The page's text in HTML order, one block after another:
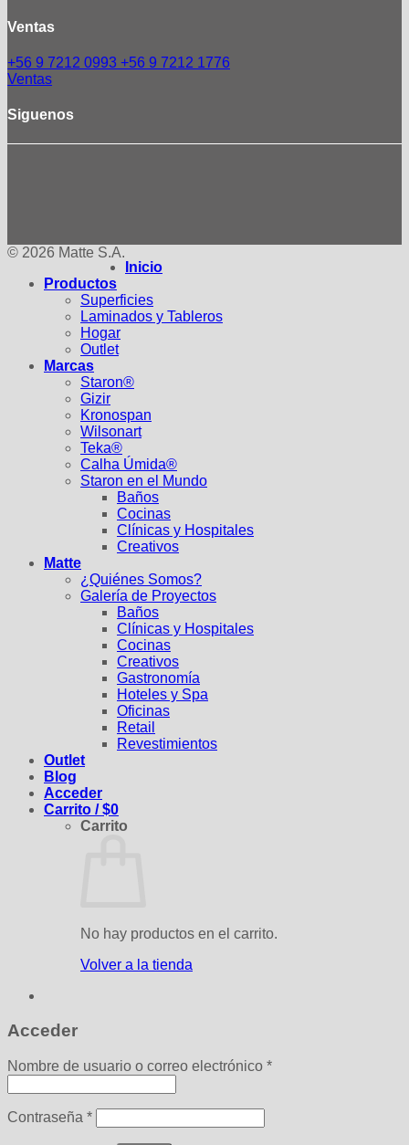
Ventas
+56 9 7212 0993 +56 9 7212 1776
Ventas
Siguenos
© 2026 Matte S.A.
Inicio
Productos
Superficies
Laminados y Tableros
Hogar
Outlet
Marcas
Staron®
Gizir
Kronospan
Wilsonart
Teka®
Calha Úmida®
Staron en el Mundo
Baños
Cocinas
Clínicas y Hospitales
Creativos
Matte
¿Quiénes Somos?
Galería de Proyectos
Baños
Clínicas y Hospitales
Cocinas
Creativos
Gastronomía
Hoteles y Spa
Oficinas
Retail
Revestimientos
Outlet
Blog
Acceder
Carrito /$0
Carrito
No hay productos en el carrito.
Volver a la tienda
Acceder
Nombre de usuario o correo electrónico *Obligatorio
Contraseña *Obligatorio